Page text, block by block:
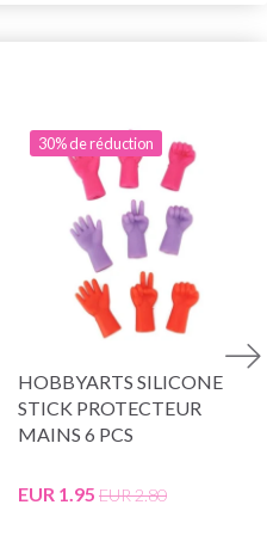
30% de réduction
HOBBYARTS SILICONE
STICK PROTECTEUR
MAINS 6 PCS
EUR 1.95 EUR 2.80